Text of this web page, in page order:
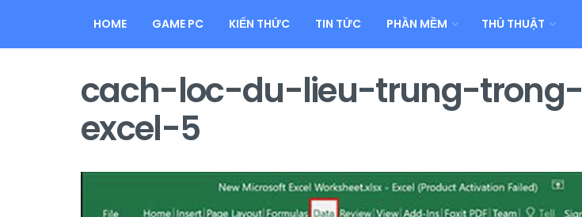
HOME GAME PC KIẾN THỨC TIN TỨC PHẦN MỀM THỦ THUẬT
cach-loc-du-lieu-trung-trong-
excel-5